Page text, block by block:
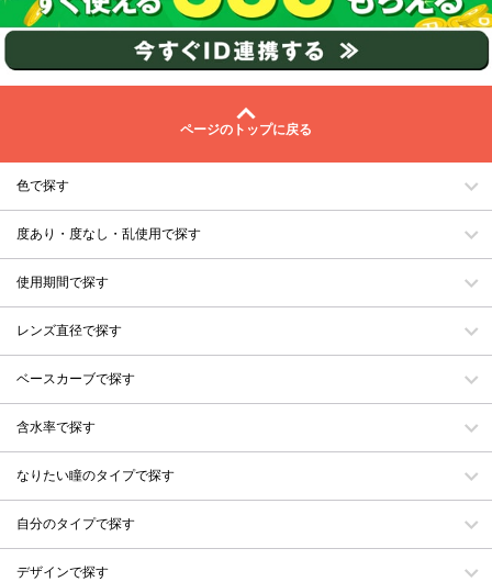
ページのトップに戻る
色で探す
度あり・度なし・乱使用で探す
使用期間で探す
レンズ直径で探す
ベースカーブで探す
含水率で探す
なりたい瞳のタイプで探す
自分のタイプで探す
デザインで探す